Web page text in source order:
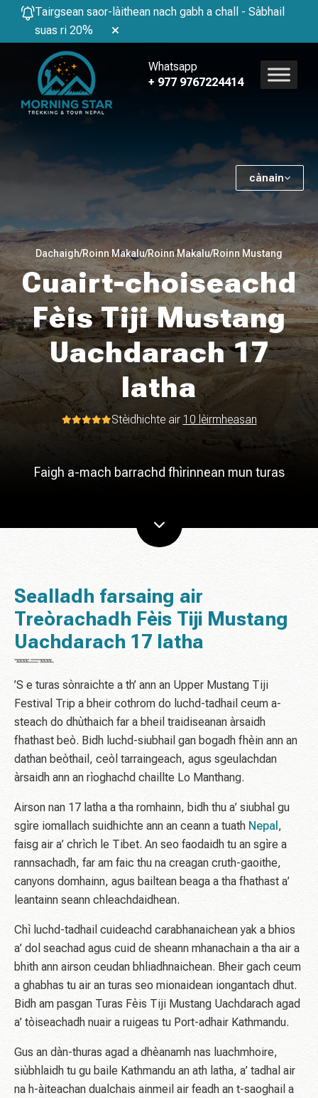
Tairgsean saor-làithean nach gabh a chall - Sàbhail
suas ri 20%
cànain
Whatsapp
+ 977 9767224414
Dachaigh/Roinn Makalu/Roinn Makalu/Roinn Mustang
Cuairt-choiseachd
Fèis Tiji Mustang
Uachdarach 17
latha
Stèidhichte air 10 lèirmheasan
Faigh a-mach barrachd fhìrinnean mun turas
Sealladh farsaing air
Treòrachadh Fèis Tiji Mustang
Uachdarach 17 latha
’S e turas sònraichte a th’ ann an Upper Mustang Tiji
Festival Trip a bheir cothrom do luchd-tadhail ceum a-
steach do dhùthaich far a bheil traidiseanan àrsaidh
fhathast beò. Bidh luchd-siubhail gan bogadh fhèin ann an
dathan beòthail, ceòl tarraingeach, agus sgeulachdan
àrsaidh ann an rìoghachd chaillte Lo Manthang.
Airson nan 17 latha a tha romhainn, bidh thu a’ siubhal gu
sgìre iomallach suidhichte ann an ceann a tuath Nepal ,
faisg air a’ chrìch le Tibet. An seo faodaidh tu an sgìre a
rannsachadh, far am faic thu na creagan cruth-gaoithe,
canyons domhainn, agus bailtean beaga a tha fhathast a’
leantainn seann chleachdaidhean.
Chì luchd-tadhail cuideachd carabhanaichean yak a bhios
a’ dol seachad agus cuid de sheann mhanachain a tha air a
bhith ann airson ceudan bhliadhnaichean. Bheir gach ceum
a ghabhas tu air an turas seo mionaidean iongantach dhut.
Bidh am pasgan Turas Fèis Tiji Mustang Uachdarach agad
a’ tòiseachadh nuair a ruigeas tu Port-adhair Kathmandu.
Gus an dàn-thuras agad a dhèanamh nas luachmhoire,
siùbhlaidh tu gu baile Kathmandu an ath latha, a’ tadhal air
na h-àiteachan dualchais ainmeil air feadh an t-saoghail a